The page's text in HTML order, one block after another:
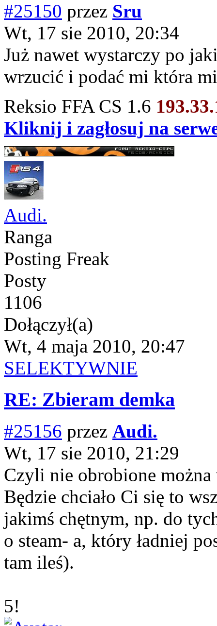
#25150 przez Sru
Wt, 17 sie 2010, 20:34
Już nawet wystarczy po
wrzucić i podać mi która
Reksio FFA CS 1.6
Kliknij i zagłosuj na
Audi.
Ranga
Posting Freak
Posty
1106
Dołączył(a)
Wt, 4 maja 2010, 20:47
SELEKTYWNIE
RE: Zbieram demka
#25156 przez Audi.
Wt, 17 sie 2010, 21:29
Czyli nie obrobione można
Będzie chciało Ci się to
jakimś chętnym, np. do
o steam- a, który ładniej
tam ileś).
5!